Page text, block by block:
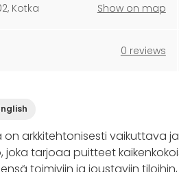
, Kotka Show on map
0 reviews
on arkkitehtonisesti vaikuttava
tarjoaa puitteet